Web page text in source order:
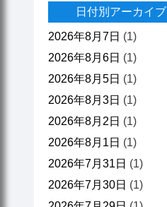
日付別アーカイブ
2026年8月7日 (1)
2026年8月6日 (1)
2026年8月5日 (1)
2026年8月3日 (1)
2026年8月2日 (1)
2026年8月1日 (1)
2026年7月31日 (1)
2026年7月30日 (1)